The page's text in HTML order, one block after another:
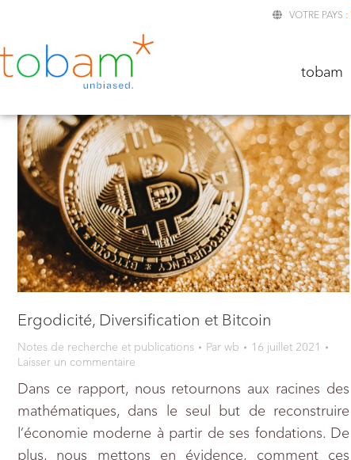
VOTRE PAYS :
tobam
Ergodicité, Diversification et Bitcoin
Notes de recherche et publications Par wb
16 juillet 2021
Laisser un commentaire
Dans ce rapport, nous retournons aux racines des
mathématiques, dans le seul but de reconstruire
l’économie moderne à partir de ses fondations. De
plus, nous mettons en évidence, comment ces